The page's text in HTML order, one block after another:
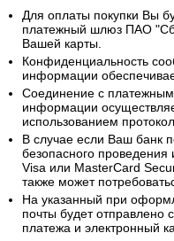
Для оплаты покупки Вы
платежный шлюз ПАО
Вашей карты.
Конфиденциальность
информации
Соединение с
информации
использованием
В случае если Ваш банк
безопасного проведения
Visa или MasterCard
также может
На указанный при
почты будет отправлено
платежа и электронный